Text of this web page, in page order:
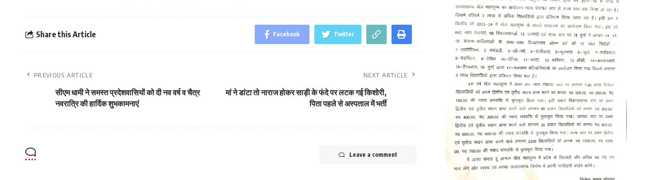
Share this Article Facebook Twitter
PREVIOUS ARTICLE
सीएम धामी ने समस्त प्रदेशवासियों को दी नव वर्ष व चैत्र
नवरात्रि की हार्दिक शुभकामनाएं
NEXT ARTICLE
मां ने डांटा तो नाराज होकर साड़ी के फंदे पर लटक गई किशोरी,
पिता पहले से अस्पताल में भर्ती
Leave a comment